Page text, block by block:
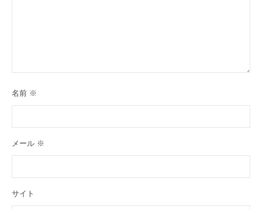
名前 ※
メール ※
サイト